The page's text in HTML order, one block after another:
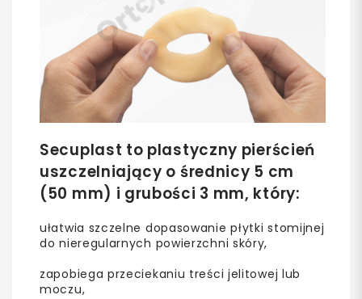
Secuplast to plastyczny pierścień
uszczelniający o średnicy 5 cm
(50 mm) i grubości 3 mm, który:
ułatwia szczelne dopasowanie płytki stomijnej
do nieregularnych powierzchni skóry,
zapobiega przeciekaniu treści jelitowej lub
moczu,